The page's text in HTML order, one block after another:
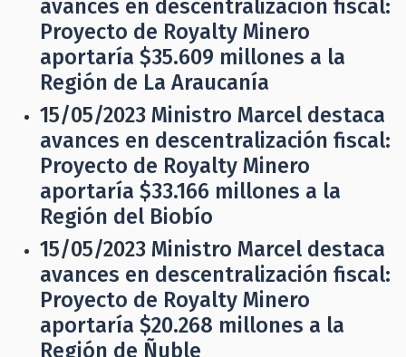
avances en descentralización fiscal:
Proyecto de Royalty Minero
aportaría $35.609 millones a la
Región de La Araucanía
15/05/2023 Ministro Marcel destaca
avances en descentralización fiscal:
Proyecto de Royalty Minero
aportaría $33.166 millones a la
Región del Biobío
15/05/2023 Ministro Marcel destaca
avances en descentralización fiscal:
Proyecto de Royalty Minero
aportaría $20.268 millones a la
Región de Ñuble